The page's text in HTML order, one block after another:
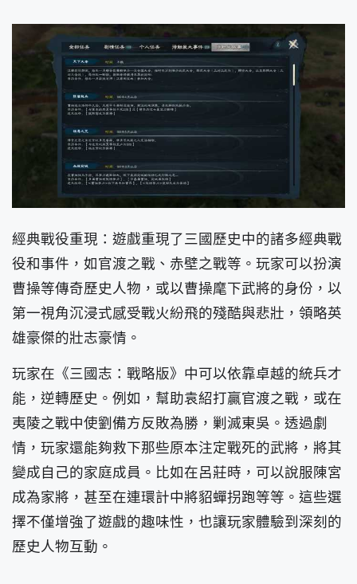
經典戰役重現：遊戲重現了三國歷史中的諸多經典戰
役和事件，如官渡之戰、赤壁之戰等。玩家可以扮演
曹操等傳奇歷史人物，或以曹操麾下武將的身份，以
第一視角沉浸式感受戰火紛飛的殘酷與悲壯，領略英
雄豪傑的壯志豪情。
玩家在《三國志：戰略版》中可以依靠卓越的統兵才
能，逆轉歷史。例如，幫助袁紹打贏官渡之戰，或在
夷陵之戰中使劉備方反敗為勝，剿滅東吳。透過劇
情，玩家還能夠救下那些原本注定戰死的武將，將其
變成自己的家庭成員。比如在呂莊時，可以說服陳宮
成為家將，甚至在連環計中將貂蟬拐跑等等。這些選
擇不僅增強了遊戲的趣味性，也讓玩家體驗到深刻的
歷史人物互動。